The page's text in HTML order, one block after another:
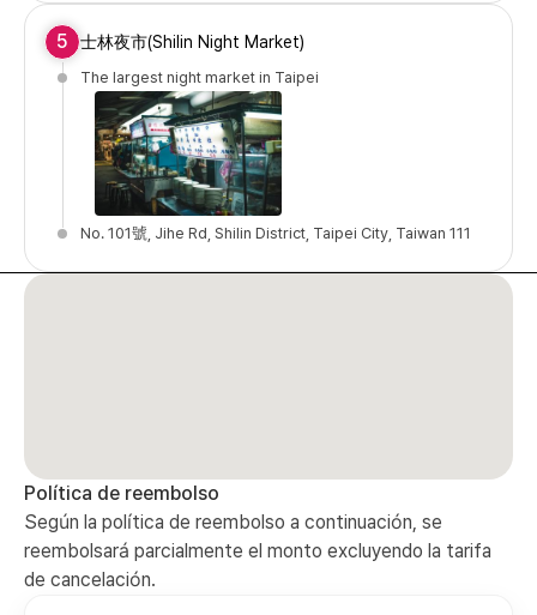
5 士林夜市(Shilin Night Market)
The largest night market in Taipei
No. 101號, Jihe Rd, Shilin District, Taipei City, Taiwan 111
Política de reembolso
Según la política de reembolso a continuación, se
reembolsará parcialmente el monto excluyendo la tarifa
de cancelación.